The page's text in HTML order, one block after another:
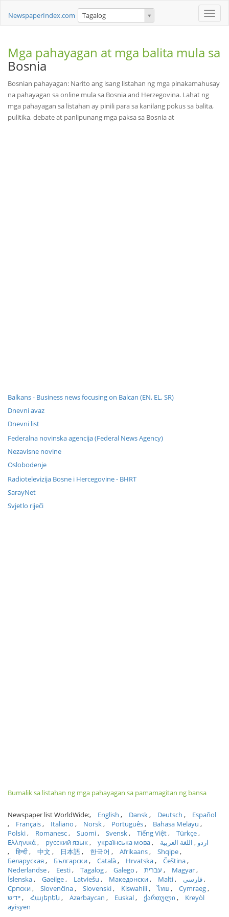
Toggle
NewspaperIndex.com Tagalog
Mga pahayagan at mga balita mula sa
Bosnia
Bosnian pahayagan: Narito ang isang listahan ng mga pinakamahusay
na pahayagan sa online mula sa Bosnia and Herzegovina. Lahat ng
mga pahayagan sa listahan ay pinili para sa kanilang pokus sa balita,
pulitika, debate at panlipunang mga paksa sa Bosnia at
Balkans - Business news focusing on Balcan (EN, EL, SR)
Dnevni avaz
Dnevni list
Federalna novinska agencija (Federal News Agency)
Nezavisne novine
Oslobodenje
Radiotelevizija Bosne i Hercegovine - BHRT
SarayNet
Svjetlo riječi
Bumalik sa listahan ng mga pahayagan sa pamamagitan ng bansa
Newspaper list WorldWide: English Dansk Deutsch
Español
Français
Italiano Norsk Português
Bahasa Melayu
Polski
Romanesc Suomi Svensk Tiếng Việt
Türkçe
Ελληνικά
русский язык українська мова اردو
اللغة العربية
हिन्दी
中文 日本語 한국어 Afrikaans
Shqipe
Беларуская
Български Català Hrvatska
Čeština
Nederlandse
Eesti Tagalog Galego עברית
Magyar
Íslenska
Gaeilge Latviešu Македонски Malti
فارسی
Српски
Slovenčina Slovenski Kiswahili ไทย
Cymraeg
ייִדיש
Հայերեն Azərbaycan Euskal ქართული
Kreyòl
ayisyen